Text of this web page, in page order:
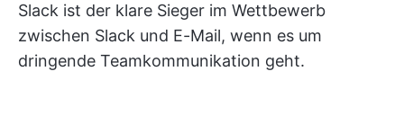
Slack ist der klare Sieger im Wettbewerb
zwischen Slack und E-Mail, wenn es um
dringende Teamkommunikation geht.